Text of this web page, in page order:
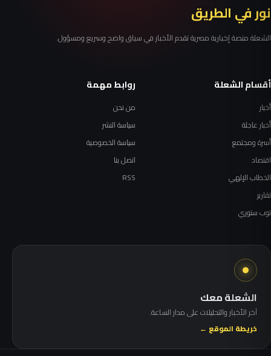
نور في الطريق
الشعلة منصة إخبارية مصرية تقدم الأخبار في سياق واضح وسريع ومسؤول.
أقسام الشعلة
أخبار
أخبار عاجلة
أسرة ومجتمع
اقتصاد
الخطاب الإلهي
تقارير
توب ستوري
روابط مهمة
من نحن
سياسة النشر
سياسة الخصوصية
اتصل بنا
RSS
الشعلة معك
آخر الأخبار والتحليلات على مدار الساعة.
خريطة الموقع ←